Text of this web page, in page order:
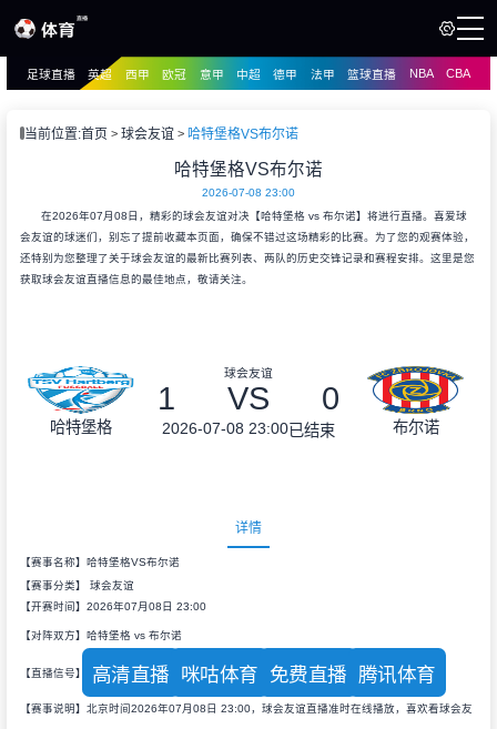
播
足球直播 英超 西甲 欧冠 意甲 中超 德甲 法甲 篮球直播 NBA CBA
当前位置:首页 球会友谊 哈特堡格VS布尔诺
哈特堡格VS布尔诺
2026-07-08 23:00
在2026年07月08日，精彩的球会友谊对决【哈特堡格 vs 布尔诺】将进行直播。喜爱球
会友谊的球迷们，别忘了提前收藏本页面，确保不错过这场精彩的比赛。为了您的观赛体验，
还特别为您整理了关于球会友谊的最新比赛列表、两队的历史交锋记录和赛程安排。这里是您
获取球会友谊直播信息的最佳地点，敬请关注。
哈特堡格
球会友谊
1 VS 0
2026-07-08 23:00已结束 布尔诺
详情
【赛事名称】哈特堡格VS布尔诺
【赛事分类】 球会友谊
【开赛时间】2026年07月08日 23:00
【对阵双方】哈特堡格 vs 布尔诺
【直播信号】 高清直播 咪咕体育 免费直播 腾讯体育
【赛事说明】北京时间2026年07月08日 23:00，球会友谊直播准时在线播放，喜欢看球会友